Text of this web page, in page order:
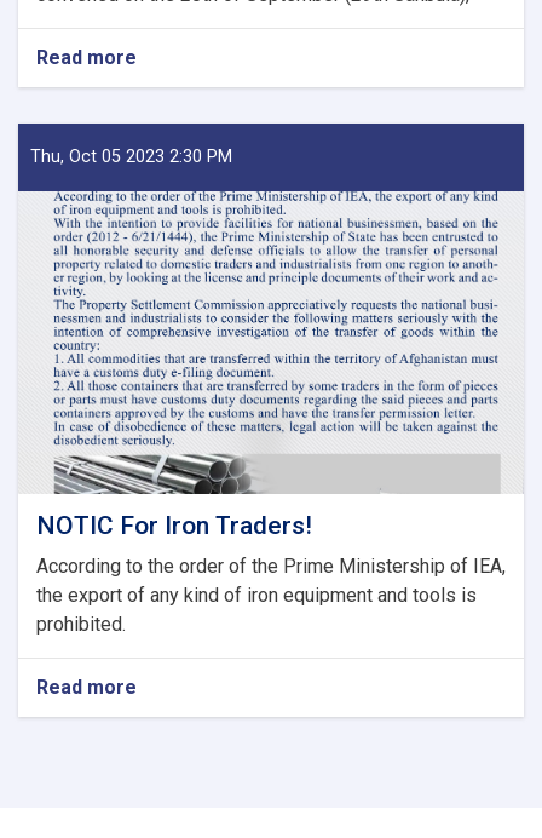
Read more
MoF
Decisions
of
Meeting
of
Tariff
Committee
of
Current
Fiscal
Year
Thu, Oct 05 2023 2:30 PM
NOTIC For Iron Traders!
According to the order of the Prime Ministership of IEA,
the export of any kind of iron equipment and tools is
prohibited.
Read more
NOTIC